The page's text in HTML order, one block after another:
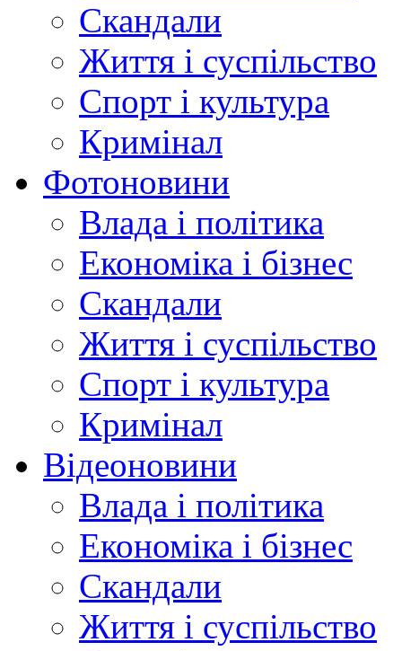
Скандали
Життя і суспільство
Спорт і культура
Кримінал
Фотоновини
Влада і політика
Економіка і бізнес
Скандали
Життя і суспільство
Спорт і культура
Кримінал
Відеоновини
Влада і політика
Економіка і бізнес
Скандали
Життя і суспільство